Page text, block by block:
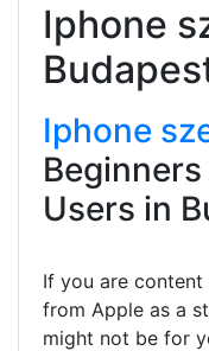
Iphone
Iphone
Users in
If you are
from Apple as a
might not be for